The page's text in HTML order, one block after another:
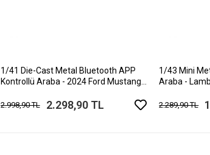
1/41 Die-Cast Metal Bluetooth APP
Kontrollü Araba - 2024 Ford Mustang
2.998,90 TL 2.298,90 TL
1/43 Mini
Araba -
2.289,90 TL